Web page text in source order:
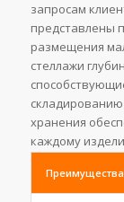
запросам
представлены
размещения
стеллажи
хранения
каждому